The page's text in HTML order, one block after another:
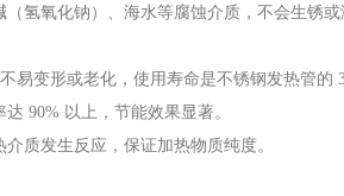
氢氧化钠）、海水等腐蚀介质，不会生锈
变形或老化，使用寿命是不锈钢发热管的
90% 以上，节能效果显著。
质发生反应，保证加热物质纯度。